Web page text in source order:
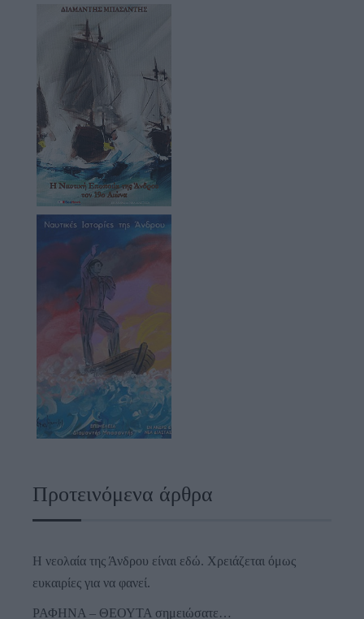
Προτεινόμενα άρθρα
Η νεολαία της Άνδρου είναι εδώ. Χρειάζεται όμως
ευκαιρίες για να φανεί.
ΡΑΦΗΝΑ – ΘΕΟΥΤΑ σημειώσατε…